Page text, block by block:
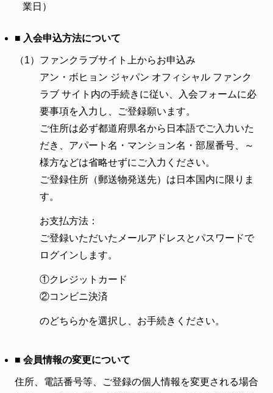
業日）
■ 入会申込方法について
（1） ファンクラブサイト上からお申込み
アン・ボヒョン ジャパン オフィシャル ファンク
ラブ サイト内の手続きに従い、入会フォームに必
要事項を入力し、ご登録願います。
ご住所は必ず都道府県名から日本語でご入力いた
だき、アパート名・マンション名・部屋番号、～
様方などは省略せずにご入力ください。
ご登録住所（郵送物発送先）は日本国内に限りま
す。
お支払方法：
ご登録いただいたメールアドレスとパスワードで
ログインします。
①クレジットカード
②コンビニ決済
のどちらかを選択し、お手続きください。
■ 会員情報の変更について
住所、電話番号等、ご登録の個人情報を変更される場合